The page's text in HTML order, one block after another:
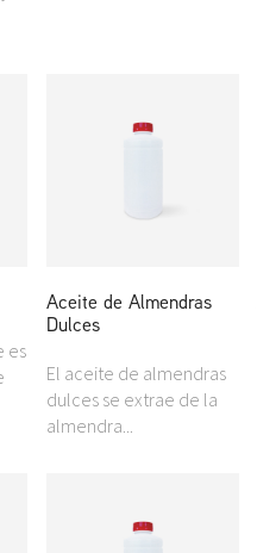
es
Aceite de Almendras
Dulces
El aceite de almendras
dulces se extrae de la
almendra...